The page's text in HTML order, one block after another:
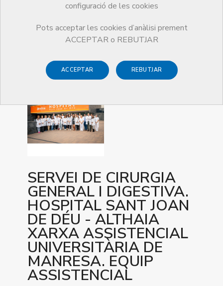
configuració de les cookies
Pots acceptar les cookies d’anàlisi prement
ACCEPTAR o REBUTJAR
ACCEPTAR REBUTJAR
Guardonat Edició 2025
SERVEI DE CIRURGIA
GENERAL I DIGESTIVA.
HOSPITAL SANT JOAN
DE DÉU - ALTHAIA
XARXA ASSISTENCIAL
UNIVERSITÀRIA DE
MANRESA. EQUIP
ASSISTENCIAL